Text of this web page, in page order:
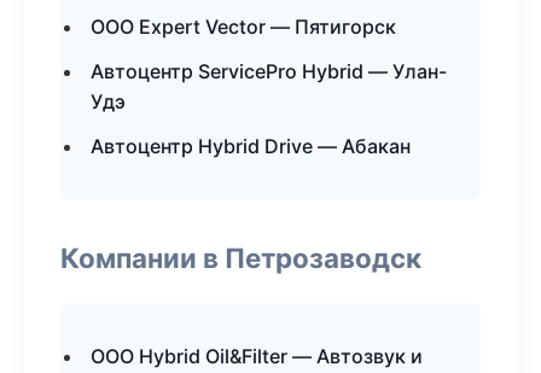
ООО Expert Vector — Пятигорск
Автоцентр ServicePro Hybrid — Улан-
Удэ
Автоцентр Hybrid Drive — Абакан
Компании в Петрозаводск
ООО Hybrid Oil&Filter — Автозвук и